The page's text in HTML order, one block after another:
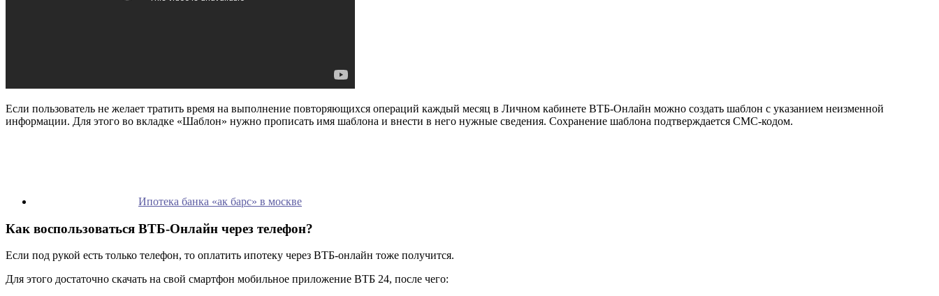
Если пользователь не желает тратить время на выполнение повторяющихся операций каждый месяц в Личном кабинете ВТБ-Онлайн можно создать шаблон с указанием неизменной
информации. Для этого во вкладке «Шаблон» нужно прописать имя шаблона и внести в него нужные сведения. Сохранение шаблона подтверждается СМС-кодом.
Ипотека банка «ак барс» в москве
Как воспользоваться ВТБ-Онлайн через телефон?
Если под рукой есть только телефон, то оплатить ипотеку через ВТБ-онлайн тоже получится.
Для этого достаточно скачать на свой смартфон мобильное приложение ВТБ 24, после чего: